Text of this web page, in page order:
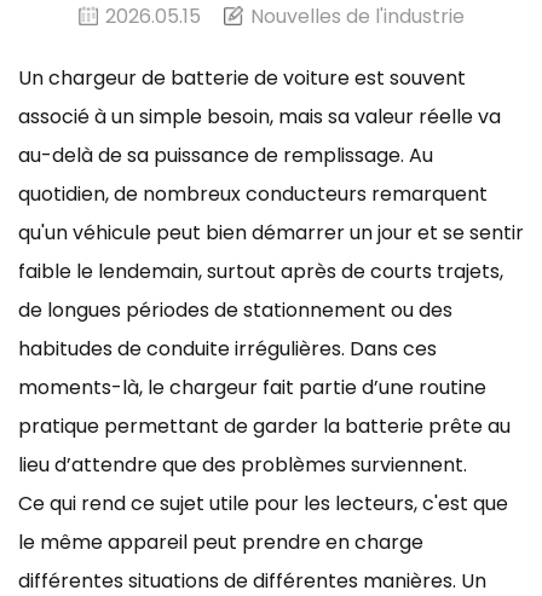
2026.05.15 Nouvelles de l'industrie
Un chargeur de batterie de voiture est souvent
associé à un simple besoin, mais sa valeur réelle va
au-delà de sa puissance de remplissage. Au
quotidien, de nombreux conducteurs remarquent
qu'un véhicule peut bien démarrer un jour et se sentir
faible le lendemain, surtout après de courts trajets,
de longues périodes de stationnement ou des
habitudes de conduite irrégulières. Dans ces
moments-là, le chargeur fait partie d’une routine
pratique permettant de garder la batterie prête au
lieu d’attendre que des problèmes surviennent.
Ce qui rend ce sujet utile pour les lecteurs, c'est que
le même appareil peut prendre en charge
différentes situations de différentes manières. Un